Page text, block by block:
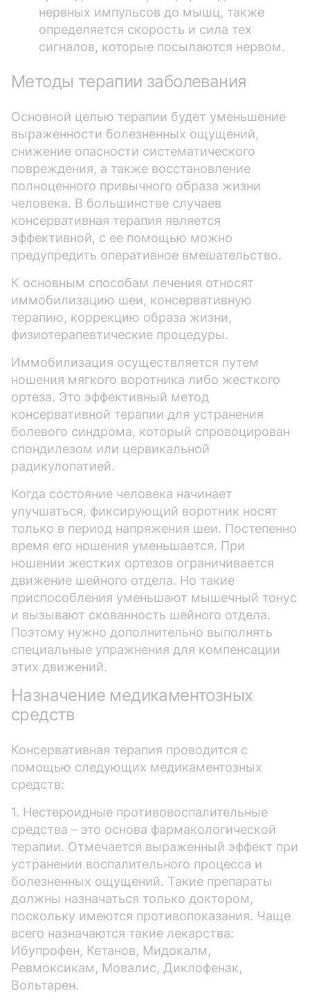
нервных импульсов до мышц, также
определяется скорость и сила тех
сигналов, которые посылаются нервом.
Методы терапии заболевания
Основной целью терапии будет уменьшение
выраженности болезненных ощущений,
снижение опасности систематического
повреждения, а также восстановление
полноценного привычного образа жизни
человека. В большинстве случаев
консервативная терапия является
эффективной, с ее помощью можно
предупредить оперативное вмешательство.
К основным способам лечения относят
иммобилизацию шеи, консервативную
терапию, коррекцию образа жизни,
физиотерапевтические процедуры.
Иммобилизация осуществляется путем
ношения мягкого воротника либо жесткого
ортеза. Это эффективный метод
консервативной терапии для устранения
болевого синдрома, который спровоцирован
спондилезом или цервикальной
радикулопатией.
Когда состояние человека начинает
улучшаться, фиксирующий воротник носят
только в период напряжения шеи. Постепенно
время его ношения уменьшается. При
ношении жестких ортезов ограничивается
движение шейного отдела. Но такие
приспособления уменьшают мышечный тонус
и вызывают скованность шейного отдела.
Поэтому нужно дополнительно выполнять
специальные упражнения для компенсации
этих движений.
Назначение медикаментозных
средств
Консервативная терапия проводится с
помощью следующих медикаментозных
средств:
1. Нестероидные противовоспалительные
средства – это основа фармакологической
терапии. Отмечается выраженный эффект при
устранении воспалительного процесса и
болезненных ощущений. Такие препараты
должны назначаться только доктором,
поскольку имеются противопоказания. Чаще
всего назначаются такие лекарства:
Ибупрофен, Кетанов, Мидокалм,
Ревмоксикам, Мовалис, Диклофенак,
Вольтарен.